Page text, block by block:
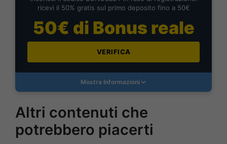
ricevi il 50% gratis sul primo deposito fino a 50€
50€ di Bonus reale
VERIFICA
Mostra Informazioni
Altri contenuti che
potrebbero piacerti